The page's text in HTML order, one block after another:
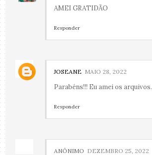
AMEI GRATIDÃO
Responder
JOSEANE MAIO 28, 2022
Parabéns!!! Eu amei os arquivos.
Responder
ANÔNIMO DEZEMBRO 25, 2022